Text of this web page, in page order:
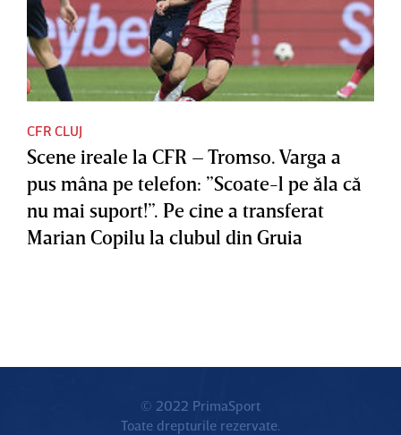
CFR CLUJ
Scene ireale la CFR – Tromso. Varga a
pus mâna pe telefon: ”Scoate-l pe ăla că
nu mai suport!”. Pe cine a transferat
Marian Copilu la clubul din Gruia
© 2022 PrimaSport
Toate drepturile rezervate.